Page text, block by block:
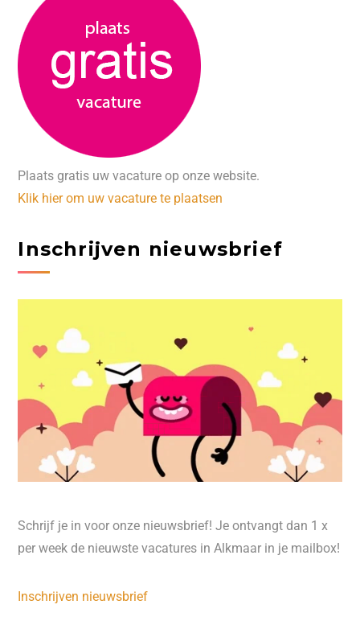
Plaats gratis uw vacature op onze website.
Klik hier om uw vacature te plaatsen
Inschrijven nieuwsbrief
Schrijf je in voor onze nieuwsbrief! Je ontvangt dan 1 x
per week de nieuwste vacatures in Alkmaar in je mailbox!
Inschrijven nieuwsbrief